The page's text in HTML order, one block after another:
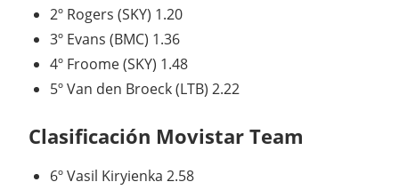
2º Rogers (SKY) 1.20
3º Evans (BMC) 1.36
4º Froome(SKY) 1.48
5ºVan den Broeck(LTB) 2.22
Clasificación Movistar Team
6ºVasil Kiryienka 2.58